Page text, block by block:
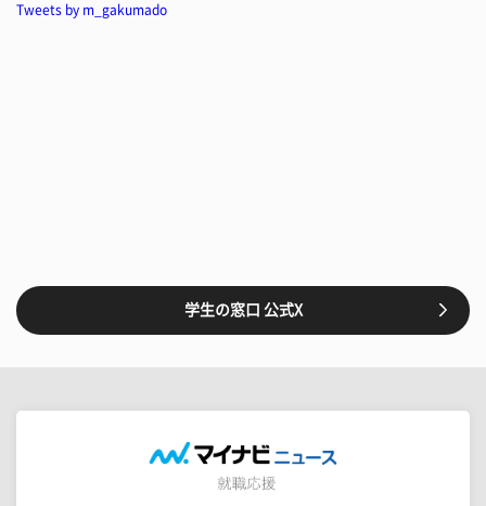
Tweets by m_gakumado
学生の窓口 公式X